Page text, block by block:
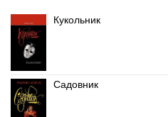
Кукольник
Садовник